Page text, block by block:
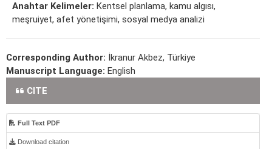
Anahtar Kelimeler: Kentsel planlama, kamu algısı,
meşruiyet, afet yönetişimi, sosyal medya analizi
Corresponding Author: İkranur Akbez, Türkiye
Manuscript Language: English
CITE
Full Text PDF
Download citation